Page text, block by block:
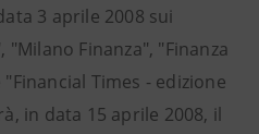
3 aprile 2008 sui
Finanza", "Finanza
Times - edizione
in data 15 aprile 2008, il